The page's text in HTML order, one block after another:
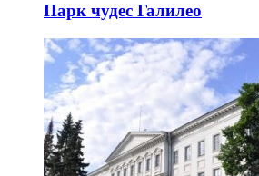
Парк чудес Галилео